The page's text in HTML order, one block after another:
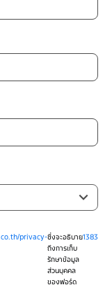
privacy-ซึ่งจะอธิบาย
ถึงการเก็บ
รักษาข้อมูล
ส่วนบุคคล
ของฟอร์ด
1383